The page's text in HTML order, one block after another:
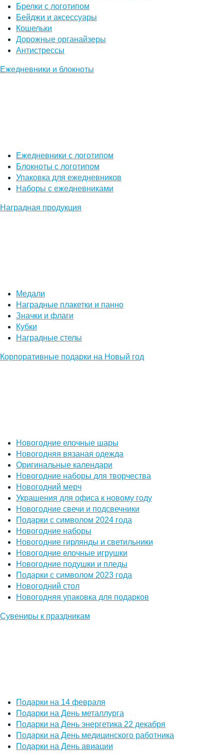
Брелки с логотипом
Бейджи и аксессуары
Кошельки
Дорожные органайзеры
Антистрессы
Ежедневники и блокноты
Ежедневники с логотипом
Блокноты с логотипом
Упаковка для ежедневников
Наборы с ежедневниками
Наградная продукция
Медали
Наградные плакетки и панно
Значки и флаги
Кубки
Наградные стелы
Корпоративные подарки на Новый год
Новогодние елочные шары
Новогодняя вязаная одежда
Оригинальные календари
Новогодние наборы для творчества
Новогодний мерч
Украшения для офиса к новому году
Новогодние свечи и подсвечники
Подарки с символом 2024 года
Новогодние наборы
Новогодние гирлянды и светильники
Новогодние елочные игрушки
Новогодние подушки и пледы
Подарки с символом 2023 года
Новогодний стол
Новогодняя упаковка для подарков
Сувениры к праздникам
Подарки на 14 февраля
Подарки на День металлурга
Подарки на День энергетика 22 декабря
Подарки на День медицинского работника
Подарки на День авиации